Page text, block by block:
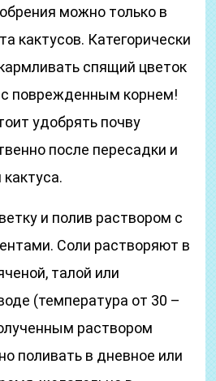
можно только в
кактусов. Категорически
спящий цветок
с поврежденным корнем!
удобрять почву
после пересадки и
и полив раствором с
Соли растворяют в
талой или
(температура от 30 –
раствором
поливать в дневное или